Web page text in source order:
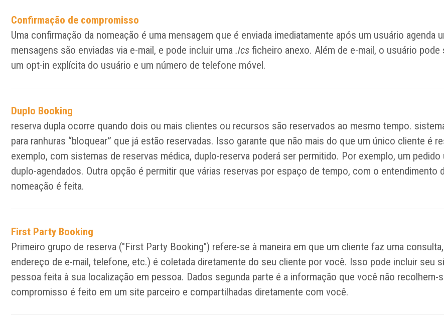
Confirmação de compromisso
Uma confirmação da nomeação é uma mensagem que é enviada imediatamente após um usuário
mensagens são enviadas via e-mail, e pode incluir uma .ics ficheiro anexo. Além de e-mail, o usuário
um opt-in explícita do usuário e um número de telefone móvel.
Duplo Booking
reserva dupla ocorre quando dois ou mais clientes ou recursos são reservados ao mesmo tempo.
para ranhuras “bloquear” que já estão reservadas. Isso garante que não mais do que um único cliente é
exemplo, com sistemas de reservas médica, duplo-reserva poderá ser permitido. Por exemplo, um
duplo-agendados. Outra opção é permitir que várias reservas por espaço de tempo, com o
nomeação é feita.
First Party Booking
Primeiro grupo de reserva ("First Party Booking") refere-se à maneira em que um cliente faz uma
endereço de e-mail, telefone, etc.) é coletada diretamente do seu cliente por você. Isso pode incluir seu
pessoa feita à sua localização em pessoa. Dados segunda parte é a informação que você não
compromisso é feito em um site parceiro e compartilhadas diretamente com você.